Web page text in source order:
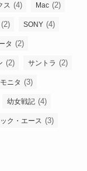
ス (4) Mac (2)
(2) SONY (4)
タ (2)
(2) サントラ (2)
モニタ (3)
幼女戦記 (4)
ク・エース (3)